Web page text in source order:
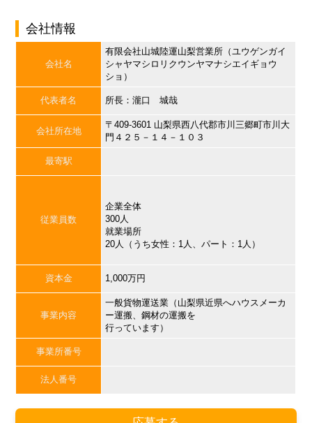
会社情報
会社名
有限会社山城陸運山梨営業所（ユウゲンガイ
シャヤマシロリクウンヤマナシエイギョウ
ショ）
代表者名 所長：瀧口 城哉
会社所在地
〒409-3601 山梨県西八代郡市川三郷町市川大
門４２５－１４－１０３
最寄駅
従業員数
企業全体
300人
就業場所
20人（うち女性：1人、パート：1人）
資本金 1,000万円
事業内容
一般貨物運送業（山梨県近県へハウスメーカ
ー運搬、鋼材の運搬を
行っています）
事業所番号
法人番号